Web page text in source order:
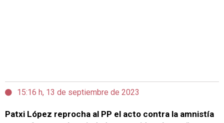
15:16 h, 13 de septiembre de 2023
Patxi López reprocha al PP el acto contra la amnistía